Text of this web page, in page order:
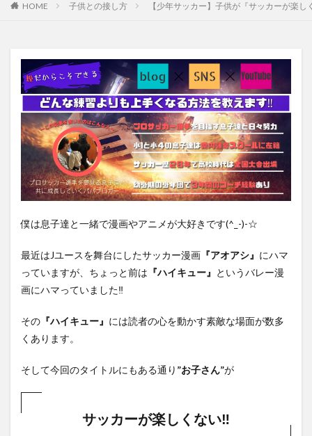
HOME 子供との接し方 【少年サッカー】子供が『サッカーが楽
僕は息子達と一緒で漫画やアニメが大好きです(^_-)-☆
最近はJユースを舞台にしたサッカー漫画 『アオアシ』 にハマ
っていますが、 ちょっと前は 『ハイキュー』 というバレー漫
画にハマっていました‼︎
その 『ハイキュー』 には読者の心を動かす素敵な場面が数多
くあります。
そして今回のタイトルにもある通り ”お子さん”が
サッカーが楽しくない‼︎